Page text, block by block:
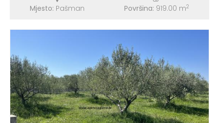
Mjesto: Pašman Površina: 919.00 m2